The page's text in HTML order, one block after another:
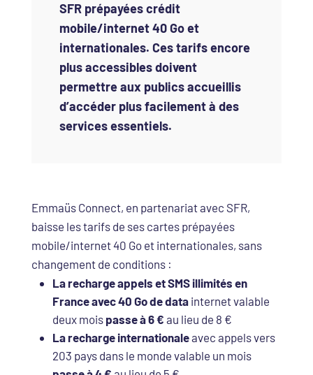
SFR prépayées crédit
mobile/internet 40 Go et
internationales. Ces tarifs encore
plus accessibles doivent
permettre aux publics accueillis
d’accéder plus facilement à des
services essentiels.
Emmaüs Connect, en partenariat avec SFR,
baisse les tarifs de ses cartes prépayées
mobile/internet 40 Go et internationales, sans
changement de conditions :
La recharge appels et SMS illimités en
France avec 40 Go de datainternet valable
deux mois passe à 6 € au lieu de 8 €
La recharge internationaleavec appels vers
203 pays dans le monde valable un mois